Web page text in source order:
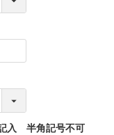
入 半角記号不可